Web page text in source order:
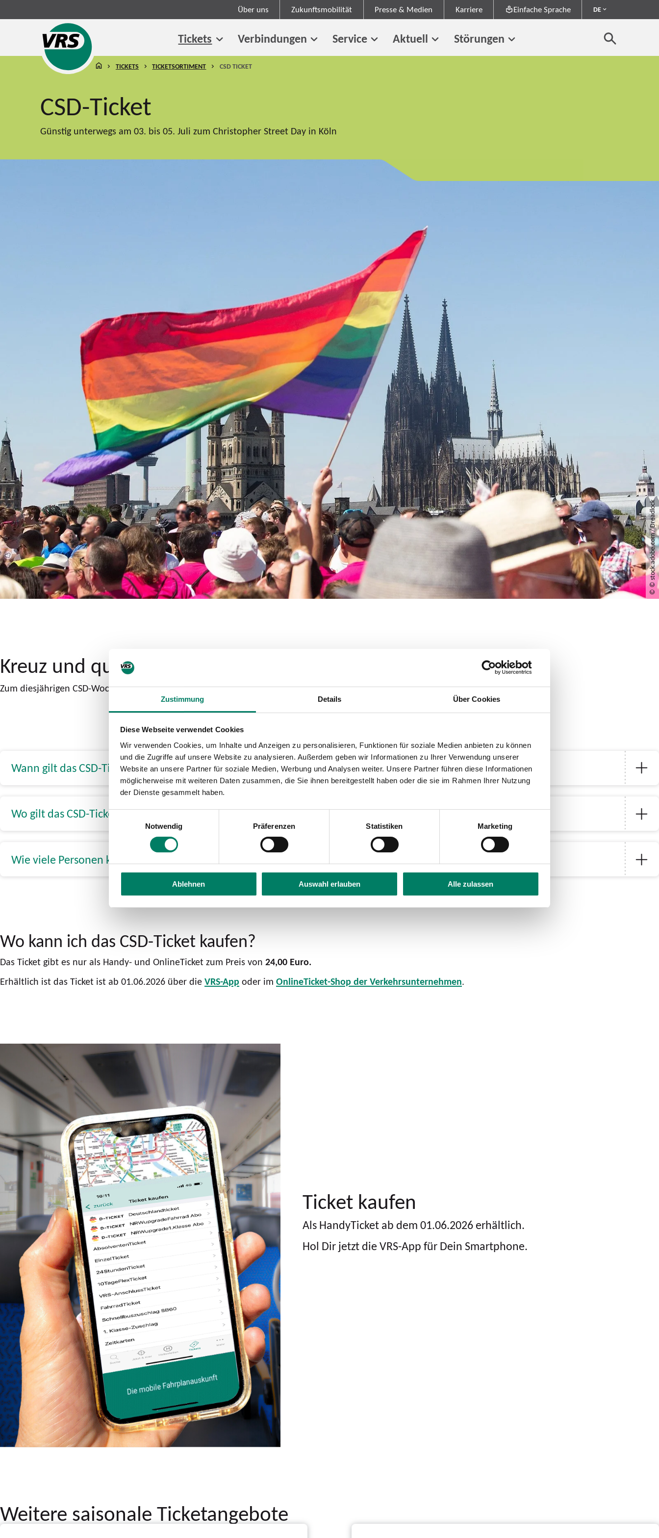
Zustimmung Details Über Cookies
Diese Webseite verwendet Cookies
Wir verwenden Cookies, um Inhalte und Anzeigen zu personalisieren, Funktionen für soziale Medien anbieten zu können
und die Zugriffe auf unsere Website zu analysieren. Außerdem geben wir Informationen zu Ihrer Verwendung unserer
Website an unsere Partner für soziale Medien, Werbung und Analysen weiter. Unsere Partner führen diese Informationen
möglicherweise mit weiteren Daten zusammen, die Sie ihnen bereitgestellt haben oder die sie im Rahmen Ihrer Nutzung
der Dienste gesammelt haben.
Einwilligungsauswahl
Notwendig
Präferenzen Statistiken Marketing
Ablehnen Auswahl erlauben Alle zulassen
Über uns Zukunftsmobilität Presse & Medien Karriere Einfache Sprache DE
Tickets Verbindungen Service Aktuell Störungen
STARTSEITE
TICKETS TICKETSORTIMENT CSD TICKET
CSD-Ticket
Günstig unterwegs am 03. bis 05. Juli zum Christopher Street Day in Köln
© © stock.adobe.com / Dreadlock
Kreuz und queer unterwegs
Zum diesjährigen CSD-Wochenende gibt es mit dem CSD-Ticket ein günstiges Ticketangebot im Rheinlandnetz.
Wann gilt das CSD-Ticket?
Wo gilt das CSD-Ticket?
Wie viele Personen können mit dem CSD-Ticket fahren?
Wo kann ich das CSD-Ticket kaufen?
Das Ticket gibt es nur als Handy- und OnlineTicket zum Preis von 24,00 Euro.
Erhältlich ist das Ticket ist ab 01.06.2026 über dieVRS-Appoder im OnlineTicket-Shop der Verkehrsunternehmen.
Ticket kaufen
Als HandyTicket ab dem 01.06.2026 erhältlich.
Hol Dir jetzt die VRS-App für Dein Smartphone.
Weitere saisonale Ticketangebote